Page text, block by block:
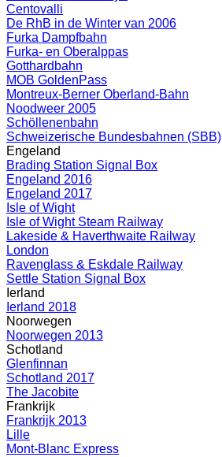
Centovalli
De RhB in de Winter van 2006
Furka Dampfbahn
Furka- en Oberalppas
Gotthardbahn
MOB GoldenPass
Montreux-Berner Oberland-Bahn
Noodweer 2005
Schöllenenbahn
Schweizerische Bundesbahnen (SBB)
Engeland
Brading Station Signal Box
Engeland 2016
Engeland 2017
Isle of Wight
Isle of Wight Steam Railway
Lakeside & Haverthwaite Railway
London
Ravenglass & Eskdale Railway
Settle Station Signal Box
Ierland
Ierland 2018
Noorwegen
Noorwegen 2013
Schotland
Glenfinnan
Schotland 2017
The Jacobite
Frankrijk
Frankrijk 2013
Lille
Mont-Blanc Express